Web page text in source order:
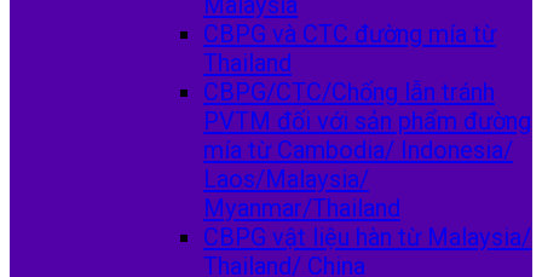
CBPG và CTC đường mía từ
Thailand
CBPG/CTC/Chống lẫn tránh
PVTM đối với sản phẩm đường
mía từ Cambodia/ Indonesia/
Laos/Malaysia/
Myanmar/Thailand
CBPG vật liệu hàn từ Malaysia/
Thailand/ China